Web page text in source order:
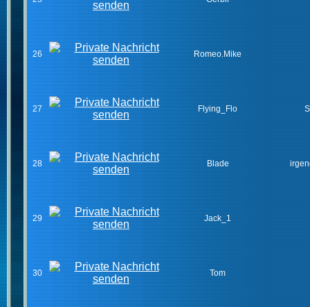
26 Romeo.Mike
27 Flying_Flo
28 Blade
29 Jack_1
30 Tom